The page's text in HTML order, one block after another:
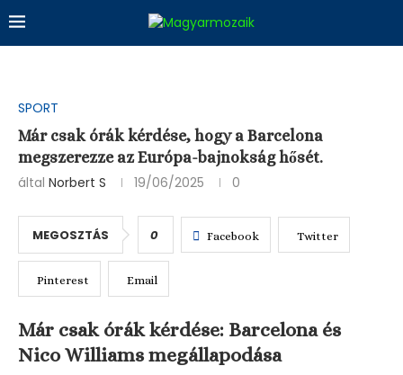
SPORT
Már csak órák kérdése, hogy a Barcelona
megszerezze az Európa-bajnokság hősét.
által Norbert S 19/06/2025 0
MEGOSZTÁS 0 Facebook Twitter
Pinterest Email
Már csak órák kérdése: Barcelona és
Nico Williams megállapodása